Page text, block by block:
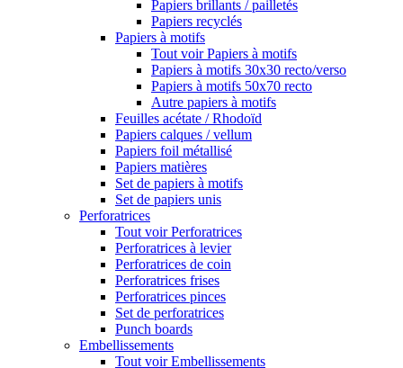
Papiers brillants / pailletés
Papiers recyclés
Papiers à motifs
Tout voir Papiers à motifs
Papiers à motifs 30x30 recto/verso
Papiers à motifs 50x70 recto
Autre papiers à motifs
Feuilles acétate / Rhodoïd
Papiers calques / vellum
Papiers foil métallisé
Papiers matières
Set de papiers à motifs
Set de papiers unis
Perforatrices
Tout voir Perforatrices
Perforatrices à levier
Perforatrices de coin
Perforatrices frises
Perforatrices pinces
Set de perforatrices
Punch boards
Embellissements
Tout voir Embellissements